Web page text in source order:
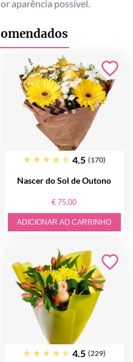
aparência possível.
4.5 (170)
Nascer do Sol de Outono
€ 75.00
ADICIONAR AO CARRINHO
4.5 (229)